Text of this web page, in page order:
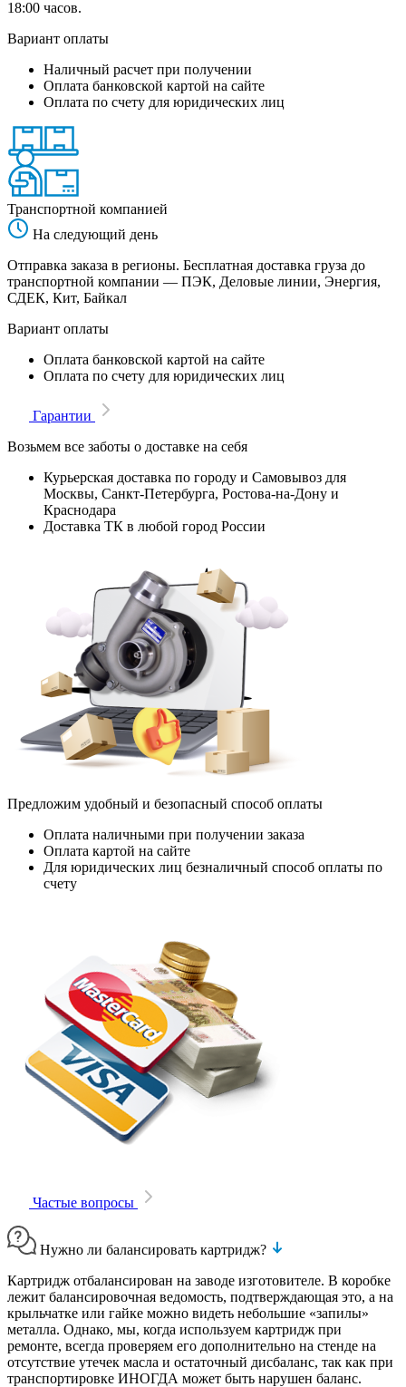
18:00 часов.
Вариант оплаты
Наличный расчет при получении
Оплата банковской картой на сайте
Оплата по счету для юридических лиц
Транспортной компанией
На следующий день
Отправка заказа в регионы. Бесплатная доставка груза до
транспортной компании — ПЭК, Деловые линии, Энергия,
СДЕК, Кит, Байкал
Вариант оплаты
Оплата банковской картой на сайте
Оплата по счету для юридических лиц
Гарантии
Возьмем все заботы о доставке на себя
Курьерская доставка по городу и Самовывоз для
Москвы, Санкт-Петербурга, Ростова-на-Дону и
Краснодара
Доставка ТК в любой город России
Предложим удобный и безопасный способ оплаты
Оплата наличными при получении заказа
Оплата картой на сайте
Для юридических лиц безналичный способ оплаты по
счету
Частые вопросы
Нужно ли балансировать картридж?
Картридж отбалансирован на заводе изготовителе. В коробке
лежит балансировочная ведомость, подтверждающая это, а на
крыльчатке или гайке можно видеть небольшие «запилы»
металла. Однако, мы, когда используем картридж при
ремонте, всегда проверяем его дополнительно на стенде на
отсутствие утечек масла и остаточный дисбаланс, так как при
транспортировке ИНОГДА может быть нарушен баланс.